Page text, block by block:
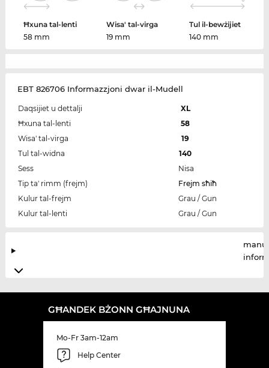
Ħxuna tal-lenti
58 mm
Wisa' tal-virga
19 mm
Tul il-bewżijiet
140 mm
EBT 826706 Informazzjoni dwar il-Mudell
Daqsijiet u dettalji
XL
Ħxuna tal-lenti
58
Wisa' tal-virga
19
Tul tal-widna
140
Sess
Nisa
Tip ta' rimm (frejm)
Frejm sħiħ
Kulur tal-frejm
Grau / Gun
Kulur tal-lenti
Grau / Gun
GĦANDEK BŻONN GĦAJNUNA
Mo-Fr 3am-12am
Help Center